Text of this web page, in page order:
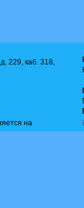
229, каб. 318,
на